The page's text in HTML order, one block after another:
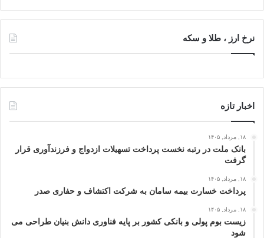
نرخ ارز ، طلا و سکه
اخبار تازه
۱۸, مرداد, ۱۴۰۵
بانک ملت در رتبه نخست پرداخت تسهیلات ازدواج و فرزندآوری قرار
گرفت
۱۸, مرداد, ۱۴۰۵
پرداخت خسارت بیمه سامان به شرکت اکتشاف و حفاری صدر
۱۸, مرداد, ۱۴۰۵
زیست بوم پولی و بانکی کشور بر پایه فناوری دانش بنیان طراحی می
شود